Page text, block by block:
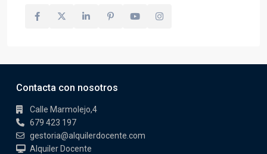
Contacta con nosotros
Calle Marmolejo,4
679 423 197
gestoria@alquilerdocente.com
Alquiler Docente